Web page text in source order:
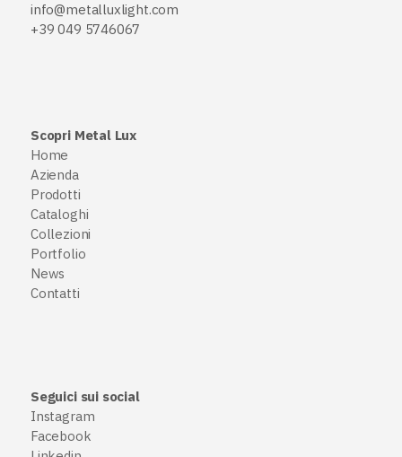
info@metalluxlight.com
+39 049 5746067
Scopri Metal Lux
Home
Azienda
Prodotti
Cataloghi
Collezioni
Portfolio
News
Contatti
Seguici sui social
Instagram
Facebook